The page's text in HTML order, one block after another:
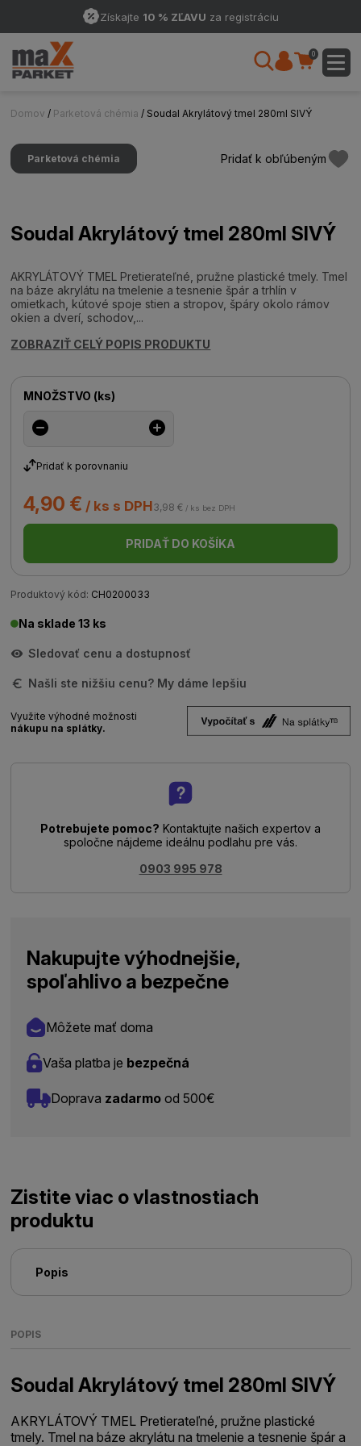
Získajte 10 % ZĽAVU za registráciu
0
Domov / Parketová chémia / Soudal Akrylátový tmel 280ml SIVÝ
Parketová chémia Pridať k obľúbeným
Soudal Akrylátový tmel 280ml SIVÝ
AKRYLÁTOVÝ TMEL Pretierateľné, pružne plastické tmely. Tmel
na báze akrylátu na tmelenie a tesnenie špár a trhlín v
omietkach, kútové spoje stien a stropov, špáry okolo rámov
okien a dverí, schodov,...
ZOBRAZIŤ CELÝ POPIS PRODUKTU
MNOŽSTVO (ks)
Pridať k porovnaniu
4,90 € / ks s DPH3,98 € / ks bez DPH
PRIDAŤ DO KOŠÍKA
Produktový kód: CH0200033
Na sklade 13 ks
Sledovať cenu a dostupnosť
Našli ste nižšiu cenu? My dáme lepšiu
Využite výhodné možnosti
nákupu na splátky.
Potrebujete pomoc? Kontaktujte našich expertov a
spoločne nájdeme ideálnu podlahu pre vás.
0903 995 978
Nakupujte výhodnejšie,
spoľahlivo a bezpečne
Môžete mať doma
Vaša platba je bezpečná
Doprava zadarmo od 500€
Zistite viac o vlastnostiach
produktu
Popis
POPIS
Soudal Akrylátový tmel 280ml SIVÝ
AKRYLÁTOVÝ TMEL Pretierateľné, pružne plastické
tmely. Tmel na báze akrylátu na tmelenie a tesnenie špár a